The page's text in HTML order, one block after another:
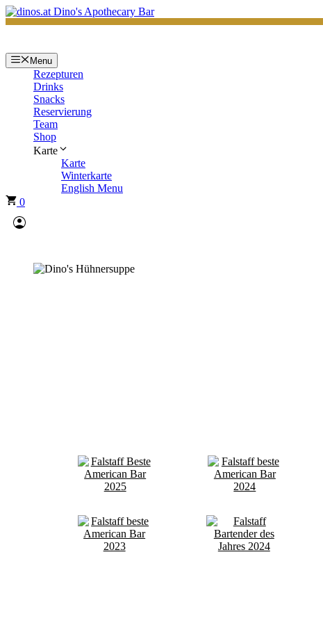
Zum
Inhalt
Menu
Rezepturen
Drinks
Snacks
Reservierung
Team
Shop
Karte
Karte
Winterkarte
English Menu
0